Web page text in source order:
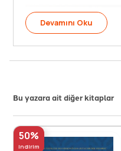
Devamını Oku
Bu yazara ait diğer kitaplar
50%
indirim